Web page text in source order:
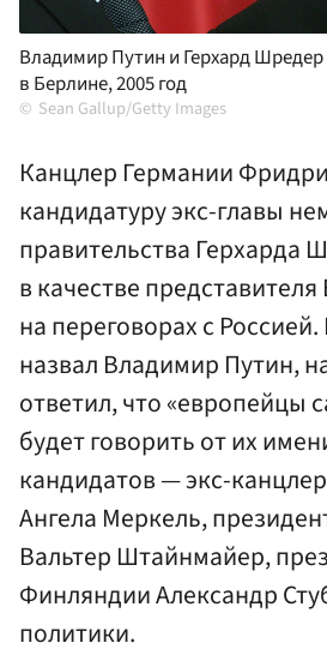
Владимир Путин и Герхард
в Берлине, 2005 год
Sean Gallup/Getty Images
Канцлер Германии
кандидатуру экс-главы
правительства Герхарда
в качестве
на переговорах с
назвал Владимир Путин,
ответил, что «европейцы
будет говорить от их
кандидатов — экс-
Ангела Меркель,
Вальтер Штайнмайер,
Финляндии Александр
политики.